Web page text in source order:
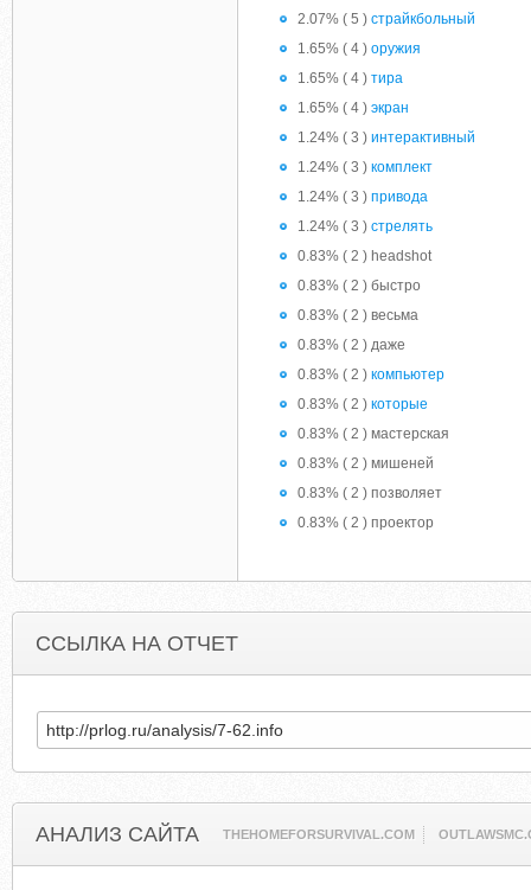
2.07% ( 5 ) страйкбольный
1.65% ( 4 ) оружия
1.65% ( 4 ) тира
1.65% ( 4 ) экран
1.24% ( 3 ) интерактивный
1.24% ( 3 ) комплект
1.24% ( 3 ) привода
1.24% ( 3 ) стрелять
0.83% ( 2 ) headshot
0.83% ( 2 ) быстро
0.83% ( 2 ) весьма
0.83% ( 2 ) даже
0.83% ( 2 ) компьютер
0.83% ( 2 ) которые
0.83% ( 2 ) мастерская
0.83% ( 2 ) мишеней
0.83% ( 2 ) позволяет
0.83% ( 2 ) проектор
ССЫЛКА НА ОТЧЕТ
АНАЛИЗ САЙТА THEHOMEFORSURVIVAL.COM